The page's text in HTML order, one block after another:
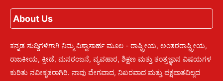
About Us
ಕನ್ನಡ ಸುದ್ದಿಗಳಿಗಾಗಿ ನಿಮ್ಮ ವಿಶ್ವಾಸಾರ್ಹ ಮೂಲ - ರಾಷ್ಟ್ರೀಯ, ಅಂತರರಾಷ್ಟ್ರೀಯ,
ರಾಜಕೀಯ, ಕ್ರೀಡೆ, ಮನರಂಜನೆ, ವ್ಯವಹಾರ, ಶಿಕ್ಷಣ ಮತ್ತು ತಂತ್ರಜ್ಞಾನ ವಿಷಯಗಳ
ಕುರಿತು ನವೀಕೃತರಾಗಿರಿ. ನಾವು ವೇಗವಾದ, ನಿಖರವಾದ ಮತ್ತು ಪಕ್ಷಪಾತವಿಲ್ಲದ